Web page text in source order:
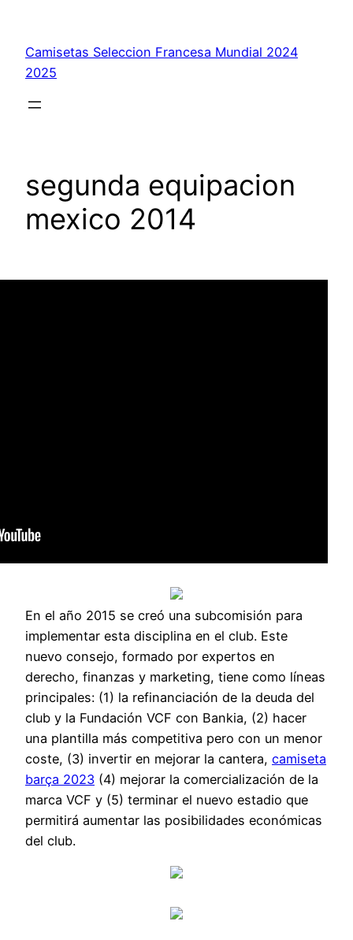
contenido
Camisetas Seleccion Francesa Mundial 2024
2025
segunda equipacion
mexico 2014
En el año 2015 se creó una subcomisión para
implementar esta disciplina en el club. Este
nuevo consejo, formado por expertos en
derecho, finanzas y marketing, tiene como líneas
principales: (1) la refinanciación de la deuda del
club y la Fundación VCF con Bankia, (2) hacer
una plantilla más competitiva pero con un menor
coste, (3) invertir en mejorar la cantera, camiseta
barça 2023 (4) mejorar la comercialización de la
marca VCF y (5) terminar el nuevo estadio que
permitirá aumentar las posibilidades económicas
del club.